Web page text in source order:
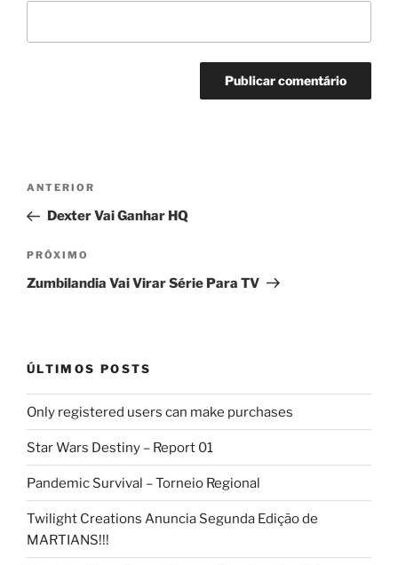
Navegação
Post
Post
anterior
ANTERIOR
Dexter Vai Ganhar HQ
Próximo
post
PRÓXIMO
Zumbilandia Vai Virar Série Para TV
ÚLTIMOS POSTS
Only registered users can make purchases
Star Wars Destiny – Report 01
Pandemic Survival – Torneio Regional
Twilight Creations Anuncia Segunda Edição de
MARTIANS!!!